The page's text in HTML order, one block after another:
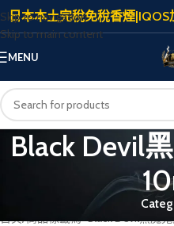
Skip to navigation
Skip to main content
日本本土完稅免稅香煙
MENU
Black Devil
首頁 商品標籤為 “Black Devil黑魔